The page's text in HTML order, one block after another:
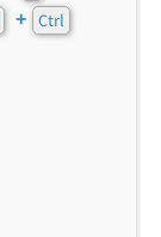
+ Ctrl